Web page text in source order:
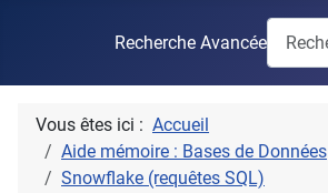
Recherche Avancée
Vous êtes ici : Accueil
Aide mémoire : Bases de Données
Snowflake (requêtes SQL)